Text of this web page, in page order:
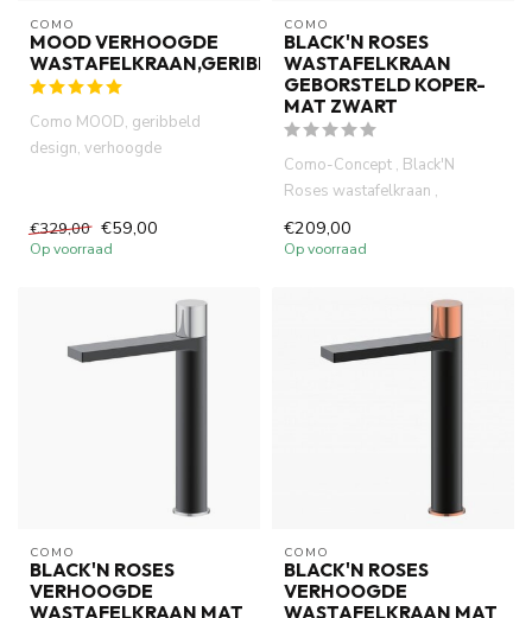
COMO
MOOD VERHOOGDE
WASTAFELKRAAN,GERIBBELD
Como MOOD, geribbeld
design, verhoogde
€329,00 €59,00
Op voorraad
COMO
BLACK'N ROSES
WASTAFELKRAAN
GEBORSTELD KOPER-
MAT ZWART
Como-Concept , Black'N
Roses wastafelkraan ,
antibacterieel electro plated in
m...
€209,00
Op voorraad
COMO
BLACK'N ROSES
VERHOOGDE
WASTAFELKRAAN MAT
COMO
BLACK'N ROSES
VERHOOGDE
WASTAFELKRAAN MAT